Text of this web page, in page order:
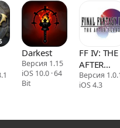
Darkest
Версия 1.15
iOS 10.0 · 64
Bit
FF IV: THE
AFTER
YEARS
Версия
iOS 4.3